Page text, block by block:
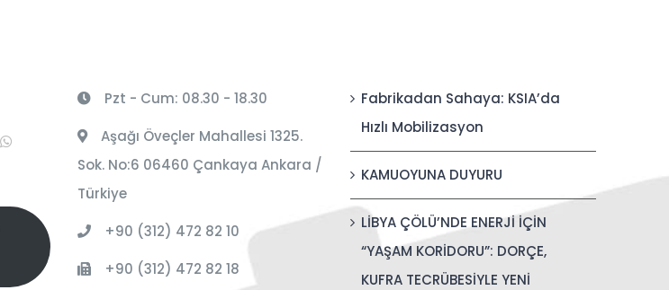
Pzt - Cum: 08.30 - 18.30
Aşağı Öveçler Mahallesi 1325.
Sok. No:6 06460 Çankaya Ankara /
Türkiye
+90 (312) 472 82 10
+90 (312) 472 82 18
Fabrikadan Sahaya: KSIA’da
Hızlı Mobilizasyon
KAMUOYUNA DUYURU
LİBYA ÇÖLÜ’NDE ENERJİ İÇİN
“YAŞAM KORİDORU”: DORÇE,
KUFRA TECRÜBESİYLE YENİ